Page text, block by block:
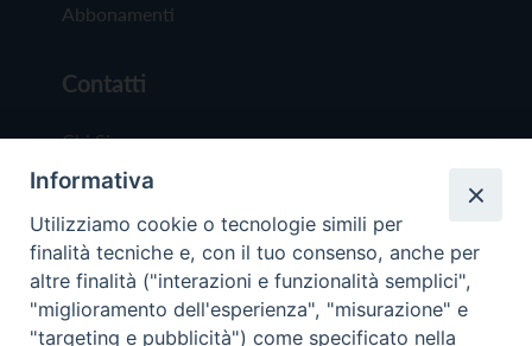
Abbonamenti
Contatti
Chi Siamo
Redazione
Scrivici
Informativa
Utilizziamo cookie o tecnologie simili per
finalità tecniche e, con il tuo consenso, anche per
altre finalità ("interazioni e funzionalità semplici",
"miglioramento dell'esperienza", "misurazione" e
"targeting e pubblicità") come specificato nella